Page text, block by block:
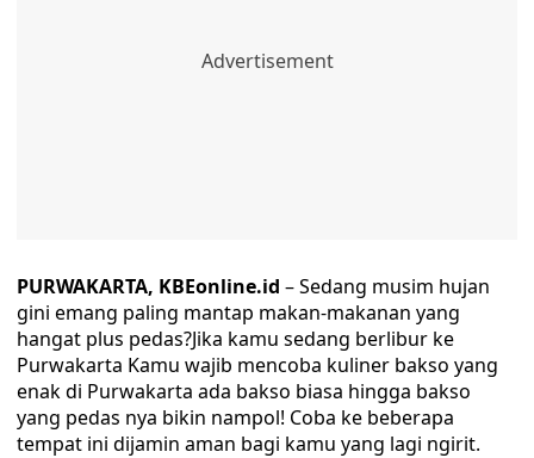
PURWAKARTA, KBEonline.id – Sedang musim hujan
gini emang paling mantap makan-makanan yang
hangat plus pedas?Jika kamu sedang berlibur ke
Purwakarta Kamu wajib mencoba kuliner bakso yang
enak di Purwakarta ada bakso biasa hingga bakso
yang pedas nya bikin nampol! Coba ke beberapa
tempat ini dijamin aman bagi kamu yang lagi ngirit.